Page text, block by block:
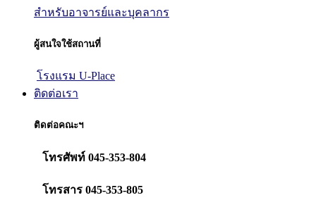
สำหรับอาจารย์และบุคลากร
ผู้สนใจใช้สถานที่
โรงแรม U-Place
ติดต่อเรา
ติดต่อคณะฯ
โทรศัพท์ 045-353-804
โทรสาร 045-353-805